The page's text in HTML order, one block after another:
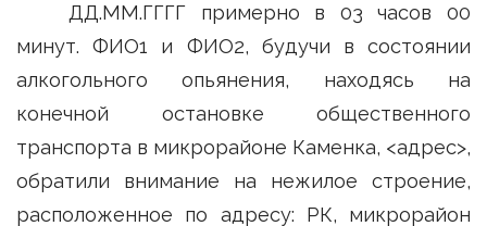
ДД.ММ.ГГГГ примерно в 03 часов 00
минут. ФИО1 и ФИО2, будучи в состоянии
алкогольного опьянения, находясь на
конечной остановке общественного
транспорта в микрорайоне Каменка, <адрес>,
обратили внимание на нежилое строение,
расположенное по адресу: РК, микрорайон